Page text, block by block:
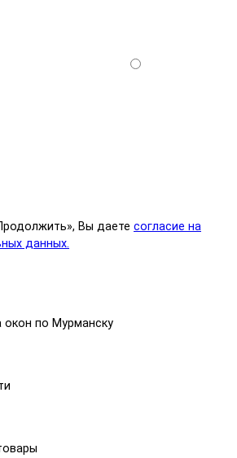
Вы даете согласие на
данных.
окон по Мурманску